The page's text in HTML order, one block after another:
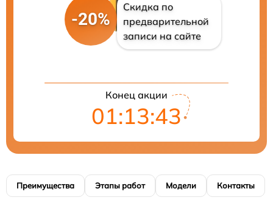
-20%
Скидка по
предварительной
записи на сайте
Конец акции
01:13:42
Преимущества Этапы работ Модели Контакты